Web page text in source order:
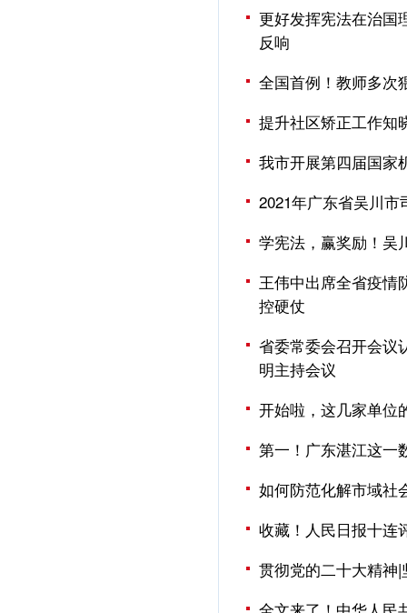
更好发挥宪法在治
反响
全国首例！教师多次
提升社区矫正工作
我市开展第四届国家
2021年广东省吴川市
学宪法，赢奖励！吴
王伟中出席全省疫情
控硬仗
省委常委会召开会议
明主持会议
开始啦，这几家单位
第一！广东湛江这一
如何防范化解市域社
收藏！人民日报十连
贯彻党的二十大精神